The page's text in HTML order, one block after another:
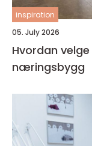
inspiration
05. July 2026
Hvordan
næringsbygg